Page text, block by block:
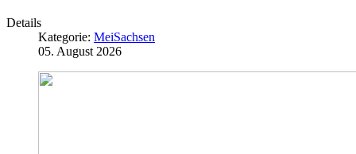
Details
Kategorie: MeiSachsen
05. August 2026